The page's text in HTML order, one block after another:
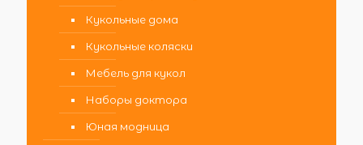
Кукольные дома
Кукольные коляски
Мебель для кукол
Наборы доктора
Юная модница